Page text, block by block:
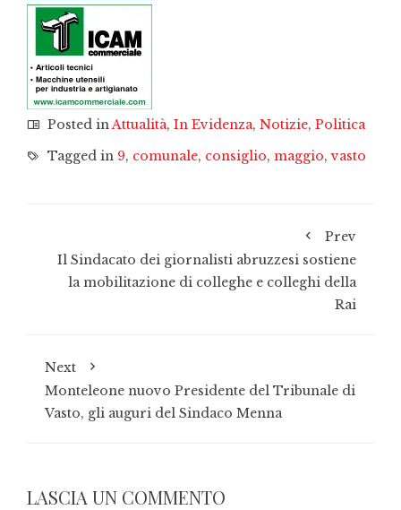
Posted inAttualità, In Evidenza, Notizie, Politica
Tagged in 9, comunale, consiglio, maggio,vasto
Prev
Il Sindacato dei giornalisti abruzzesi sostiene
la mobilitazione di colleghe e colleghi della
Rai
Next
Monteleone nuovo Presidente del Tribunale di
Vasto, gli auguri del Sindaco Menna
LASCIA UN COMMENTO